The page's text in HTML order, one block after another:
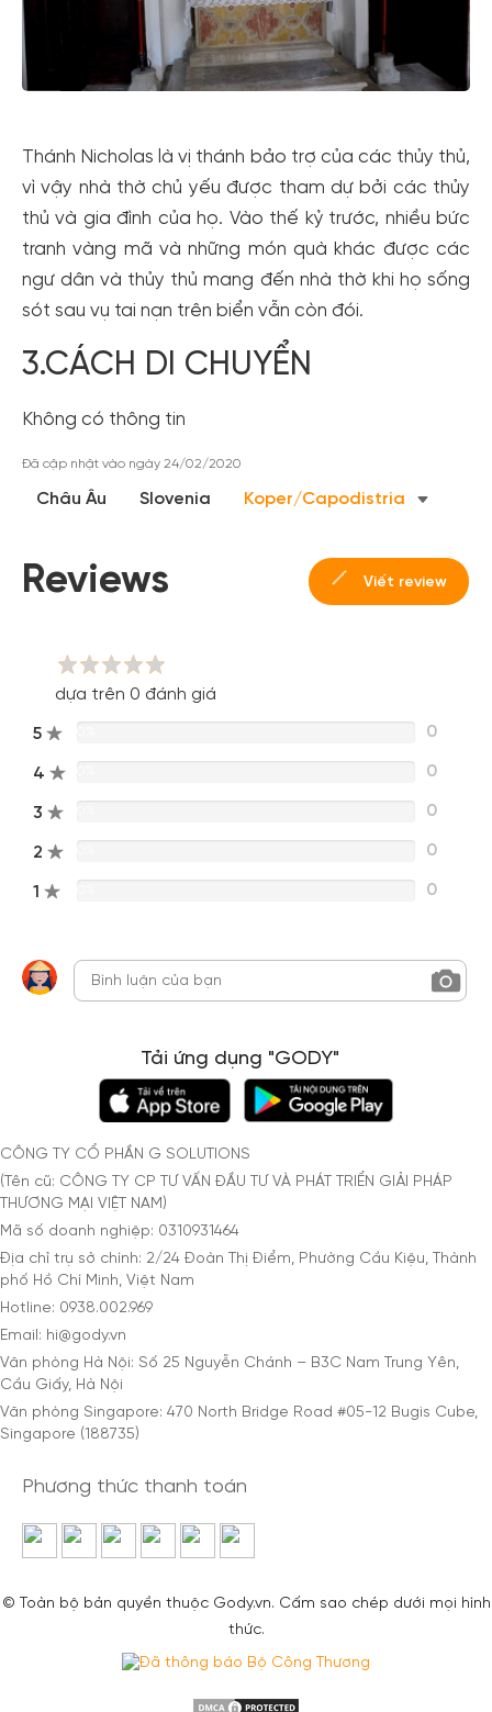
Thánh Nicholas là vị thánh bảo trợ của các thủy thủ,
vì vậy nhà thờ chủ yếu được tham dự bởi các thủy
thủ và gia đình của họ. Vào thế kỷ trước, nhiều bức
tranh vàng mã và những món quà khác được các
ngư dân và thủy thủ mang đến nhà thờ khi họ sống
sót sau vụ tai nạn trên biển vẫn còn đói.
3.CÁCH DI CHUYỂN
Không có thông tin
Đã cập nhật vào ngày 24/02/2020
Châu Âu Slovenia Koper/Capodistria
Reviews Viết review
dựa trên 0 đánh giá
5 0
4 0
3 0
2 0
1 0
Tải ứng dụng "GODY"
CÔNG TY CỔ PHẦN G SOLUTIONS
(Tên cũ: CÔNG TY CP TƯ VẤN ĐẦU TƯ VÀ PHÁT TRIỂN GIẢI PHÁP
THƯƠNG MẠI VIỆT NAM)
Mã số doanh nghiệp: 0310931464
Địa chỉ trụ sở chính: 2/24 Đoàn Thị Điểm, Phường Cầu Kiệu, Thành
phố Hồ Chí Minh, Việt Nam
Hotline: 0938.002.969
Email: hi@gody.vn
Văn phòng Hà Nội: Số 25 Nguyễn Chánh – B3C Nam Trung Yên,
Cầu Giấy, Hà Nội
Văn phòng Singapore: 470 North Bridge Road #05-12 Bugis Cube,
Singapore (188735)
Phương thức thanh toán
© Toàn bộ bản quyền thuộc Gody.vn. Cấm sao chép dưới mọi hình
thức.